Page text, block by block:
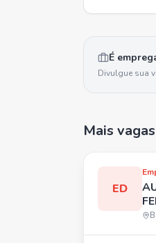
É
Divulgue sua
Mais vagas
ED